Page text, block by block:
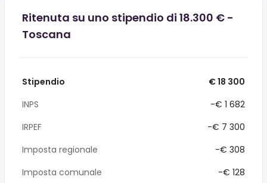
Ritenuta su uno stipendio di 18.300 € -
Toscana
Stipendio
€ 18 300
INPS
-€ 1 682
IRPEF
-€ 7 300
Imposta regionale
-€ 308
Imposta comunale
-€ 128